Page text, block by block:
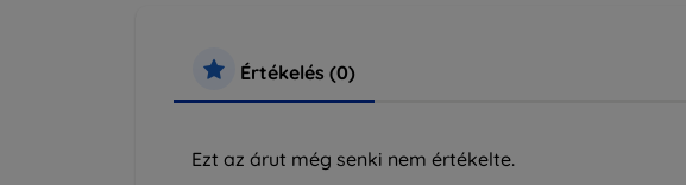
Értékelés (0)
Ezt az árut még senki nem értékelte.